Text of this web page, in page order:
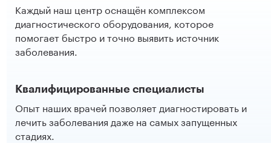
Каждый наш центр оснащён комплексом
диагностического оборудования, которое
помогает быстро и точно выявить источник
заболевания.
Квалифицированные специалисты
Опыт наших врачей позволяет диагностировать и
лечить заболевания даже на самых запущенных
стадиях.